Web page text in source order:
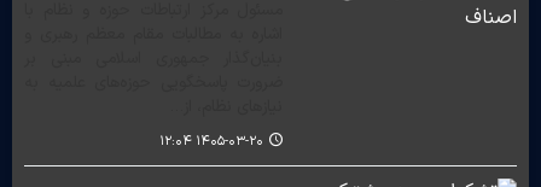
۱۴۰۵-۰۳-۲۰ ۱۲:۰۴